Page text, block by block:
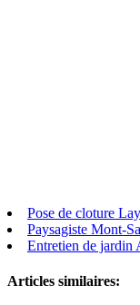
Pose de cloture
Paysagiste Mont-
Entretien de jardin
Articles similaires: